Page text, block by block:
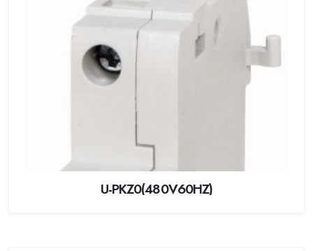
U-PKZ0(480V60HZ)